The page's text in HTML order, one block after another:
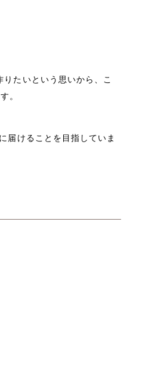
たいという思いから、こ
。
届けることを目指していま